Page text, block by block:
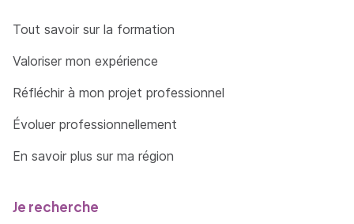
Tout savoir sur la formation
Valoriser mon expérience
Réfléchir à mon projet professionnel
Évoluer professionnellement
En savoir plus sur ma région
Je recherche